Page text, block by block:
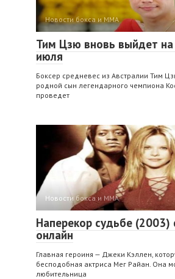
Новости бокса и ММА
Тим Цзю вновь выйдет на
июля
Боксер средневес из Австралии Тим
родной сын легендарного чемпиона
проведет
Новости бокса и ММА
Наперекор судьбе (2003)
онлайн
Главная героиня — Джеки Кэллен,
бесподобная актриса Мег Райан. Она
любительница